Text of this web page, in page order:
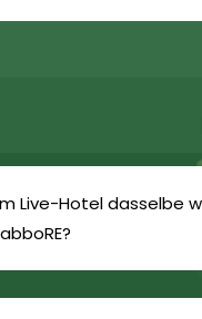
Live-Hotel dasselbe